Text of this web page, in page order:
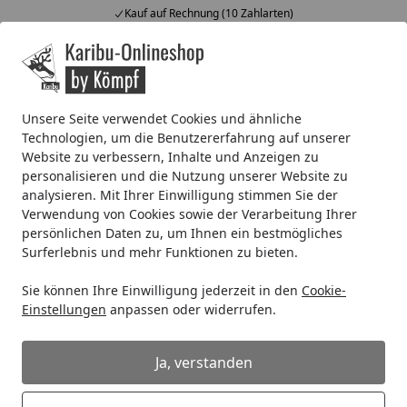
Unsere Seite verwendet Cookies und ähnliche
Technologien, um die Benutzererfahrung auf unserer
Website zu verbessern, Inhalte und Anzeigen zu
personalisieren und die Nutzung unserer Website zu
analysieren. Mit Ihrer Einwilligung stimmen Sie der
Verwendung von Cookies sowie der Verarbeitung Ihrer
persönlichen Daten zu, um Ihnen ein bestmögliches
Surferlebnis und mehr Funktionen zu bieten.
Sie können Ihre Einwilligung jederzeit in den Cookie-
Einstellungen anpassen oder widerrufen.
Ja, verstanden
Kauf auf Rechnung (10 Zahlarten)
Alle Produkte
Mein Konto
Startseite
Karibu Gartenhäuser Garantie
Karibu Garantiebestimmungen für
Gartenhäuser
Sehr geehrte Kundin, sehr geehrter Kunde,
Sie haben sich für den Kauf eines Karibu-
Bitte beachten Sie trotzdem untenstehende Hinweise
sowie die Herstellerbestimmungen in diesem